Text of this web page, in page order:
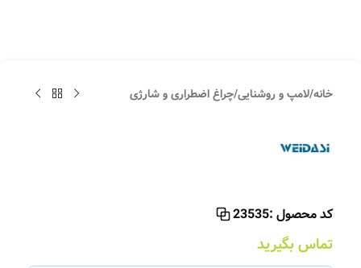
خانه/لامپ و روشنایی/چراغ اضطراری و شارژی
کد محصول :23535
تماس بگیرید